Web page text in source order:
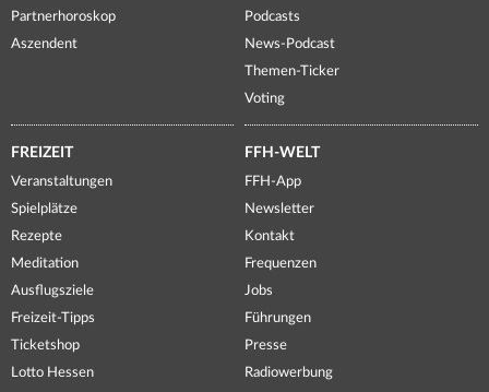
Partnerhoroskop
Aszendent
Podcasts
News-Podcast
Themen-Ticker
Voting
FREIZEIT
Veranstaltungen
Spielplätze
Rezepte
Meditation
Ausflugsziele
Freizeit-Tipps
Ticketshop
Lotto Hessen
FFH-WELT
FFH-App
Newsletter
Kontakt
Frequenzen
Jobs
Führungen
Presse
Radiowerbung